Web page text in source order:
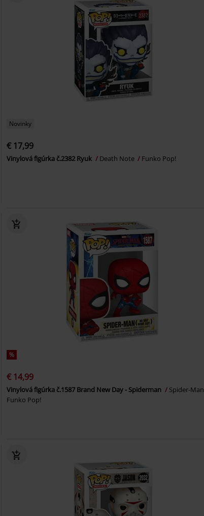
Novinky
€ 17,99
Vinylová figúrka č.2382 Ryuk Death Note Funko Pop!
%
€ 14,99
Vinylová figúrka č.1587 Brand New Day - Spiderman
Spider-Man
Funko Pop!